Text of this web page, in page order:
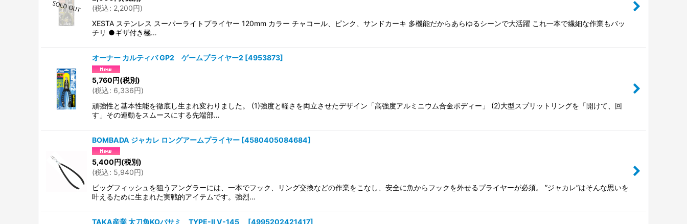
(税込: 2,200円)
XESTA ステンレス スーパーライトプライヤー 120mm カラー チャコール、ピンク、サンドカーキ 多機能だからあらゆるシーンで大活躍 これ一本で繊細な作業もバッ
チリ ●ギザ付き極…
オーナー カルティバ GP2 ゲームプライヤー2 [4953873]
5,760円(税別)
(税込: 6,336円)
頑強性と基本性能を徹底し生まれ変わりました。 (1)強度と軽さを両立させたデザイン「高強度アルミニウム合金ボディー」 (2)大型スプリットリングを「開けて、回
す」その連動をスムースにする先端部…
BOMBADA ジャカレ ロングアームプライヤー [4580405084684]
5,400円(税別)
(税込: 5,940円)
ビッグフィッシュを狙うアングラーには、一本でフック、リング交換などの作業をこなし、安全に魚からフックを外せるプライヤーが必須。 ”ジャカレ”はそんな思いを
叶えるために生まれた実戦的アイテムです。強烈…
TAKA産業 太刀魚KOバサミ TYPE-II V-145 [4995202421417]